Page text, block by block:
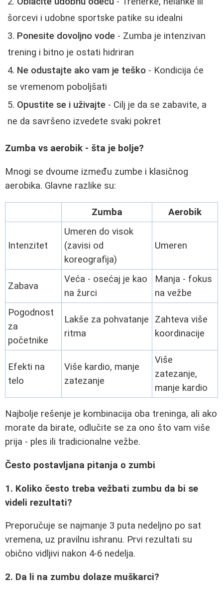
šorcevi i udobne sportske patike su idealni
Ponesite dovoljno vode - Zumba je intenzivan
trening i bitno je ostati hidriran
Ne odustajte ako vam je teško - Kondicija će
se vremenom poboljšati
Opustite se i uživajte - Cilj je da se zabavite, a
ne da savršeno izvedete svaki pokret
Zumba vs aerobik - šta je bolje?
Mnogi se dvoume između zumbe i klasičnog
aerobika. Glavne razlike su:
Zumba Aerobik
Intenzitet
Umeren do visok
(zavisi od
koreografija)
Umeren
Zabava
Veća - osećaj je kao
na žurci
Manja - fokus
na vežbe
Pogodnost
za
početnike
Lakše za pohvatanje
ritma
Zahteva više
koordinacije
Efekti na
telo
Više kardio, manje
zatezanje
Više
zatezanje,
manje kardio
Najbolje rešenje je kombinacija oba treninga, ali ako
morate da birate, odlučite se za ono što vam više
prija - ples ili tradicionalne vežbe.
Često postavljana pitanja o zumbi
1. Koliko često treba vežbati zumbu da bi se
videli rezultati?
Preporučuje se najmanje 3 puta nedeljno po sat
vremena, uz pravilnu ishranu. Prvi rezultati su
obično vidljivi nakon 4-6 nedelja.
2. Da li na zumbu dolaze muškarci?